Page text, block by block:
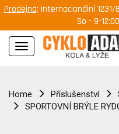
Prodejna: Internacionální 1231/
So - 9-
Navigace
Home Příslušenství
SPORTOVNÍ BRÝLE